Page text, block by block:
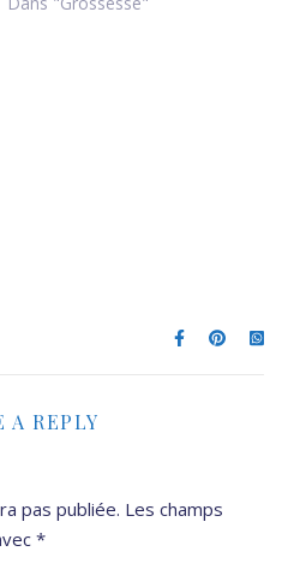
A REPLY
pas publiée. Les champs
*